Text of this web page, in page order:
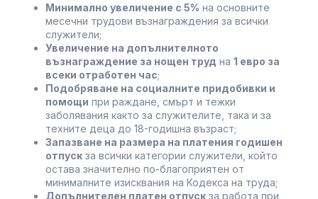
Минимално увеличение с 5% на основните
месечни трудови възнаграждения за всички
служители;
Увеличение на допълнителното
възнаграждение за нощен труд на 1 евро за
всеки отработен час;
Подобряване на социалните придобивки и
помощи при раждане, смърт и тежки
заболявания както за служителите, така и за
техните деца до 18-годишна възраст;
Запазване на размера на платения годишен
отпуск за всички категории служители, който
остава значително по-благоприятен от
минималните изисквания на Кодекса на труда;
Допълнителен платен отпуск за работа при